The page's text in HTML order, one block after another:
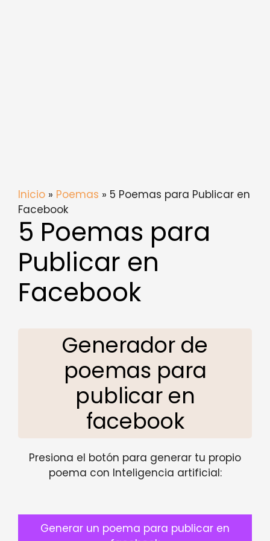
Inicio » Poemas » 5 Poemas para Publicar en
Facebook
5 Poemas para
Publicar en
Facebook
Generador de
poemas para
publicar en
facebook
Presiona el botón para generar tu propio
poema con Inteligencia artificial:
Generar un poema para publicar en